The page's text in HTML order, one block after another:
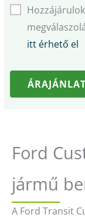
itt érhető el
Ford
jármű
A Ford Transit